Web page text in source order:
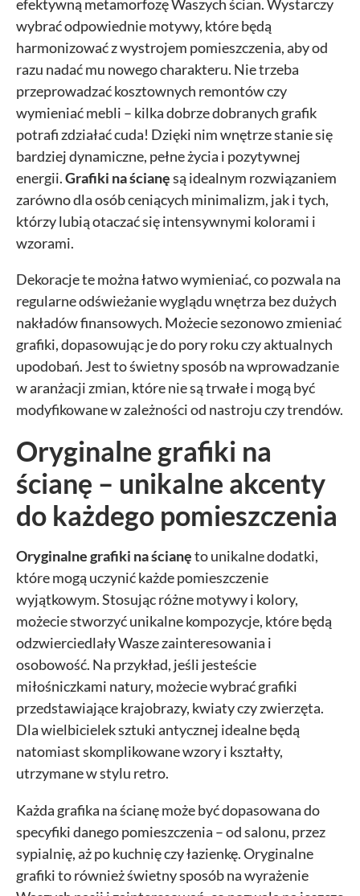
efektywną metamorfozę Waszych ścian. Wystarczy
wybrać odpowiednie motywy, które będą
harmonizować z wystrojem pomieszczenia, aby od
razu nadać mu nowego charakteru. Nie trzeba
przeprowadzać kosztownych remontów czy
wymieniać mebli – kilka dobrze dobranych grafik
potrafi zdziałać cuda! Dzięki nim wnętrze stanie się
bardziej dynamiczne, pełne życia i pozytywnej
energii.Grafiki na ścianęsą idealnym rozwiązaniem
zarówno dla osób ceniących minimalizm, jak i tych,
którzy lubią otaczać się intensywnymi kolorami i
wzorami.
Dekoracje te można łatwo wymieniać, co pozwala na
regularne odświeżanie wyglądu wnętrza bez dużych
nakładów finansowych. Możecie sezonowo zmieniać
grafiki, dopasowując je do pory roku czy aktualnych
upodobań. Jest to świetny sposób na wprowadzanie
w aranżacji zmian, które nie są trwałe i mogą być
modyfikowane w zależności od nastroju czy trendów.
Oryginalne grafiki na
ścianę – unikalne akcenty
do każdego pomieszczenia
Oryginalne grafiki na ścianęto unikalne dodatki,
które mogą uczynić każde pomieszczenie
wyjątkowym. Stosując różne motywy i kolory,
możecie stworzyć unikalne kompozycje, które będą
odzwierciedlały Wasze zainteresowania i
osobowość. Na przykład, jeśli jesteście
miłośniczkami natury, możecie wybrać grafiki
przedstawiające krajobrazy, kwiaty czy zwierzęta.
Dla wielbicielek sztuki antycznej idealne będą
natomiast skomplikowane wzory i kształty,
utrzymane w stylu retro.
Każda grafika na ścianę może być dopasowana do
specyfiki danego pomieszczenia – od salonu, przez
sypialnię, aż po kuchnię czy łazienkę. Oryginalne
grafiki to również świetny sposób na wyrażenie
W kodzie strony zaimplementowany jest Pixel Facebooka. To kod, który zbiera
informacje na temat Twojego korzystania ze strony, pozwalając na podstawie
reklamę w ramach narzędzi reklamowych Facebooka. W ramach tego
narzędzia nie są gromadzone jakiekolwiek dane pozwalające Cię bezpośrednio
kierować do Ciebie reklam dopasowanych do Twojej aktywności.